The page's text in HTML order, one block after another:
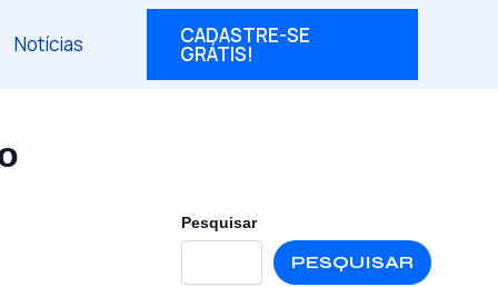
Notícias CADASTRE-SE
GRÁTIS!
Pesquisar
PESQUISAR